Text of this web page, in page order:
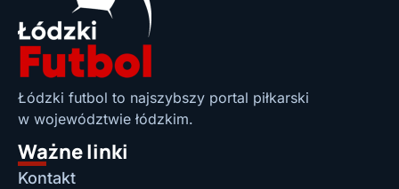
Łódzki futbol to najszybszy portal piłkarski
w województwie łódzkim.
Ważne linki
Kontakt